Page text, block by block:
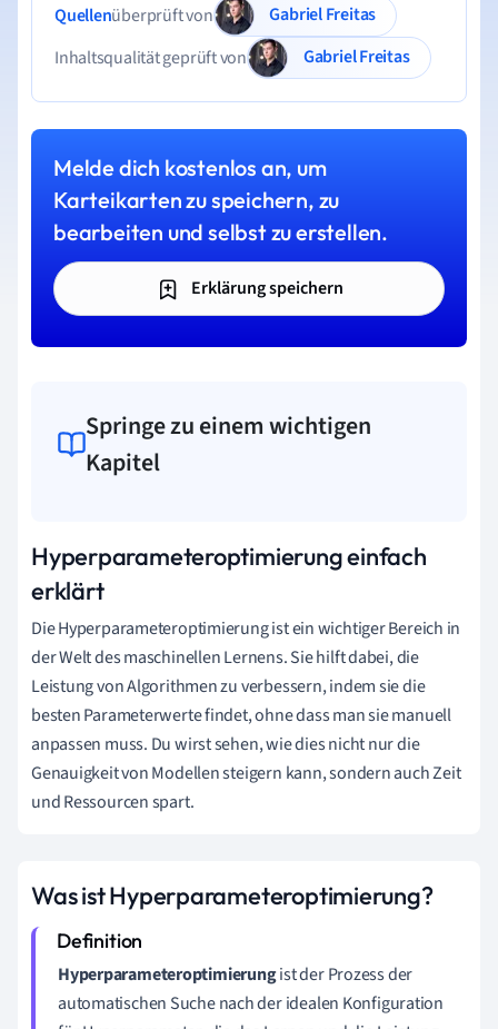
Quellenüberprüft von
Gabriel Freitas
Inhaltsqualität geprüft von
Gabriel Freitas
Melde dich kostenlos an, um
Karteikarten zu speichern, zu
bearbeiten und selbst zu erstellen.
Erklärung speichern
Springe zu einem wichtigen
Kapitel
Hyperparameteroptimierung einfach
erklärt
Die Hyperparameteroptimierung ist ein wichtiger Bereich in
der Welt des maschinellen Lernens. Sie hilft dabei, die
Leistung von Algorithmen zu verbessern, indem sie die
besten Parameterwerte findet, ohne dass man sie manuell
anpassen muss. Du wirst sehen, wie dies nicht nur die
Genauigkeit von Modellen steigern kann, sondern auch Zeit
und Ressourcen spart.
Was ist Hyperparameteroptimierung?
Hyperparameteroptimierungist der Prozess der
automatischen Suche nach der idealen Konfiguration